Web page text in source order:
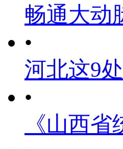
畅通大动
•
河北这9
•
《山西